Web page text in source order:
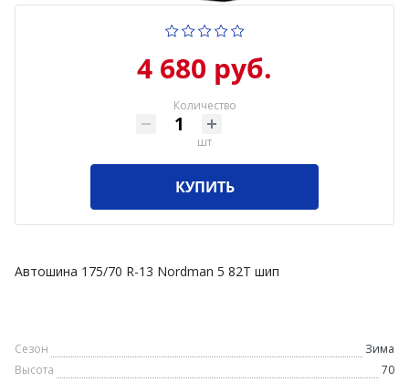
4 680 руб.
Количество
шт
КУПИТЬ
Автошина 175/70 R-13 Nordman 5 82T шип
Сезон
Зима
Высота
70